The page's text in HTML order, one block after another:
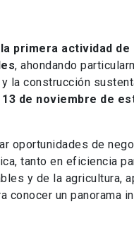
la primera actividad de
, ahondando
la construcción
de noviembre de
oportunidades de
tanto en eficiencia
y de la agricultura,
conocer un panorama